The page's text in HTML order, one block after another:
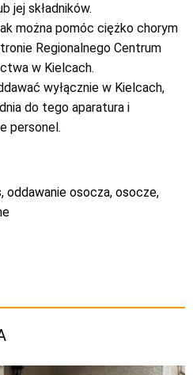
jej składników.
można pomóc ciężko chorym
Regionalnego Centrum
w Kielcach.
wyłącznie w Kielcach,
do tego aparatura i
personel.
, oddawanie osocza, osocze,